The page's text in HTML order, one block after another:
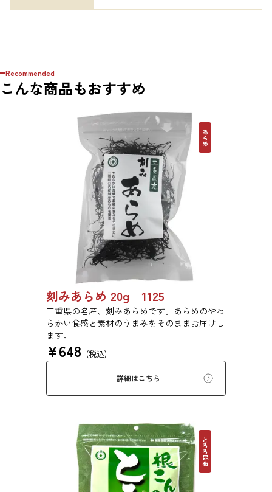
Recommended
こんな商品もおすすめ
あらめ
刻みあらめ 20g 1125
三重県の名産、刻みあらめです。あらめのやわ
らかい食感と素材のうまみをそのままお届けし
ます。
¥648 (税込)
詳細はこちら
とろろ昆布